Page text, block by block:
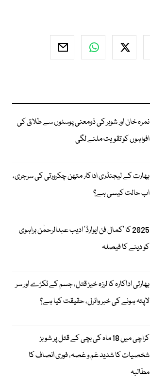
نمرہ خان اور شوہر کی ذومعنی پوسٹوں سے طلاق کی
افواہوں کو تقویت ملنے لگی
بھارت کے لیجنڈری اداکار متھن چکرورتی کی سرجری،
اب حالت کیسی ہے؟
2025 کا ’کمال فن ایوارڈ‘ ادیب عبدالرحمٰن براہوی
کو دینے کا فیصلہ
بھارتی اداکارہ کا لرزہ خیز قتل، جسم کے ٹکڑے اور سر
لاپتہ ہونے کی خبر وائرل، حقیقت کیا ہے؟
کراچی میں 18 ماہ کی بچی کے قتل پر شوبز
شخصیات کا شدید غم و غصہ، فوری انصاف کا
مطالبہ